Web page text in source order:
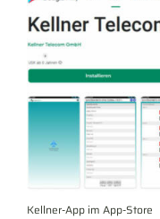
Kellner-App im App-Store